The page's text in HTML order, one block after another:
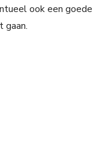
ook een goede
gaan.